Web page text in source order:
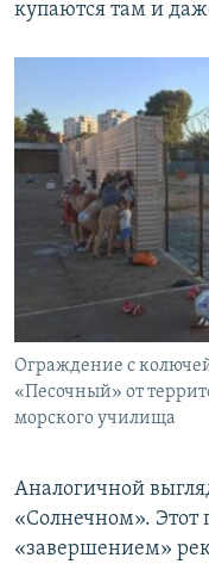
купаются там и
Ограждение с
«Песочный» от
морского училища
Аналогичной
«Солнечном». Этот
«завершением»